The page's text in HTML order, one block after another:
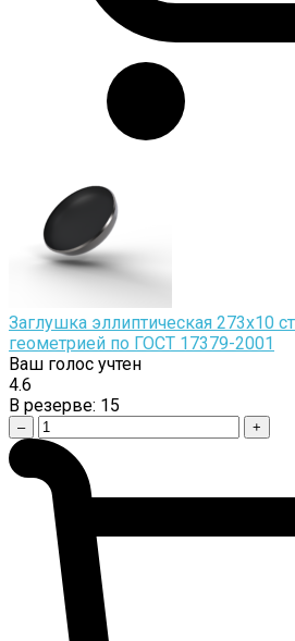
Заглушка эллиптическая 273х10
геометрией по ГОСТ 17379-2001
Ваш голос учтен
4.6
В резерве: 15
– +